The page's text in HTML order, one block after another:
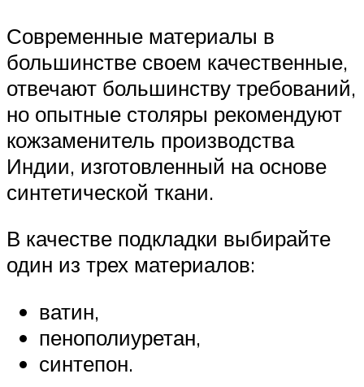
Современные материалы в
большинстве своем качественные,
отвечают большинству требований,
но опытные столяры рекомендуют
кожзаменитель производства
Индии, изготовленный на основе
синтетической ткани.
В качестве подкладки выбирайте
один из трех материалов:
ватин,
пенополиуретан,
синтепон.